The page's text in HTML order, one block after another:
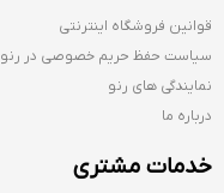
قوانین فروشگاه اینترنتی
سیاست حفظ حریم خصوصی در رنو
نمایندگی های رنو
درباره ما
خدمات مشتری